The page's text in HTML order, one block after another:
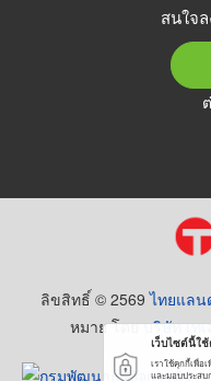
สนใจ
ลิขสิทธิ์ © 2569ไทยแลน
หมาย โดยบริษัท เท
เว็บไซต์นี้ใ
เราใช้คุกกี้เพื่อ
และมอบประส